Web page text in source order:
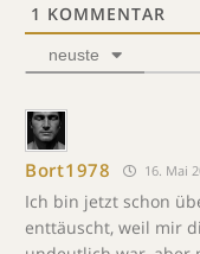
1 KOMMENTAR
neuste
Bort1978 16. Mai
Ich bin jetzt schon
enttäuscht, weil mir